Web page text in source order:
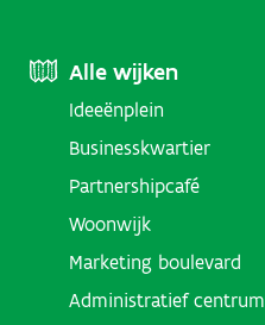
Footer
Menu
(Districts)
Alle wijken
Ideeënplein
Businesskwartier
Partnershipcafé
Woonwijk
Marketing boulevard
Administratief centrum